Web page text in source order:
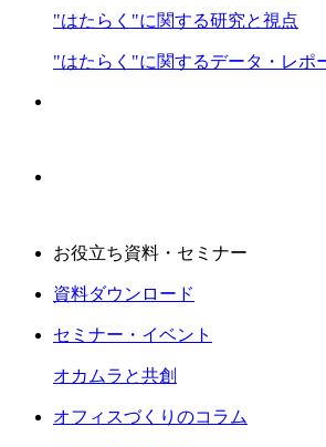
"はたらく"に関する研究と視点
"はたらく"に関するデータ・レポ
お役立ち資料・セミナー
資料ダウンロード
セミナー・イベント
オカムラと共創
オフィスづくりのコラム